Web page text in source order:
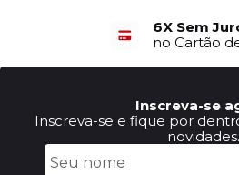
6X Sem
no Cartão
Inscreva-se
Inscreva-se e fique por
novidades.